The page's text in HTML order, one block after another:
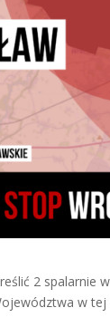
2 spalarnie
w tej